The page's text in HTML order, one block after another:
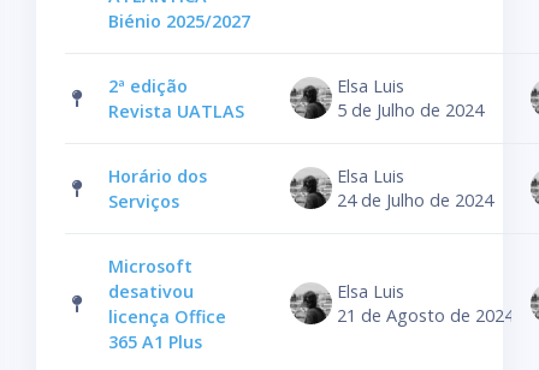
Biénio 2025/2027
2ª edição
Revista UATLAS
Elsa Luis
5 de Julho de 2024
Horário dos
Serviços
Elsa Luis
24 de Julho de 2024
Microsoft
desativou
licença Office
365 A1 Plus
Elsa Luis
21 de Agosto de 2024